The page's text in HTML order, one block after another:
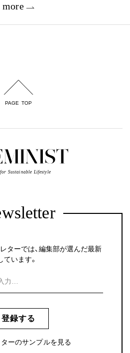
more
PAGE TOP
Sustainable Lifestyle
ターでは、編集部が選んだ最新
います。
登録する
ーのサンプルを見る